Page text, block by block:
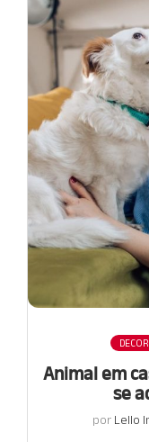
Animal em
se
por Lello